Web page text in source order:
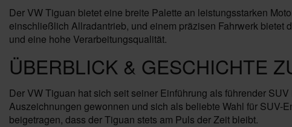
Der VW Tiguan bietet eine breite Palette an leistungsstarken
einschließlich Allradantrieb, und einem präzisen Fahrwerk bietet
und eine hohe Verarbeitungsqualität.
ÜBERBLICK & GESCHICHTE
Der VW Tiguan hat sich seit seiner Einführung als führender
Auszeichnungen gewonnen und sich als beliebte Wahl für SUV-
beigetragen, dass der Tiguan stets am Puls der Zeit bleibt.